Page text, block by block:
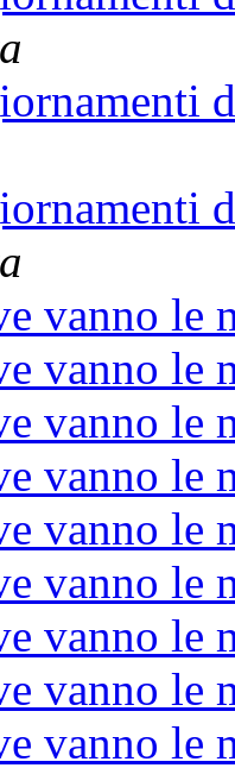
vanno le
vanno le
vanno le
vanno le
vanno le
vanno le
vanno le
vanno le
vanno le